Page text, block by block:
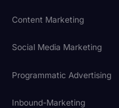
Content Marketing
Social Media Marketing
Programmatic Advertising
Inbound-Marketing